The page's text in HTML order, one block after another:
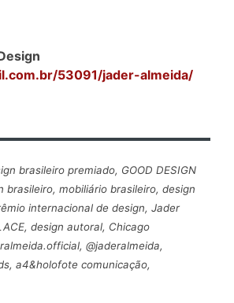
53091/jader-almeida/
brasileiro premiado, GOOD DESIGN
brasileiro, mobiliário brasileiro, design
internacional de design, Jader
design autoral, Chicago
@jaderalmeida,
a4&holofote comunicação,